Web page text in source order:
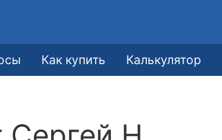
Как купить Калькулятор